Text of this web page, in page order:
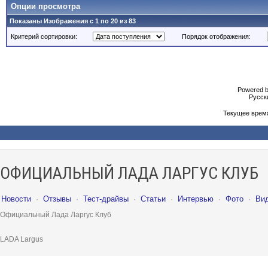
Опции просмотра
Показаны Изображения с 1 по 20 из 83
Критерий сортировки: Порядок отображения:
Powered
Текущее
ОФИЦИАЛЬНЫЙ ЛАДА ЛАРГУС КЛУБ
Новости · Отзывы · Тест-драйвы · Статьи · Интервью · Фото ·
Официальный Лада Ларгус Клуб
LADA Largus